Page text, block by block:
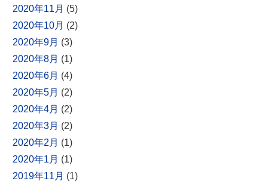
2020年11月 (5)
2020年10月 (2)
2020年9月 (3)
2020年8月 (1)
2020年6月 (4)
2020年5月 (2)
2020年4月 (2)
2020年3月 (2)
2020年2月 (1)
2020年1月 (1)
2019年11月 (1)